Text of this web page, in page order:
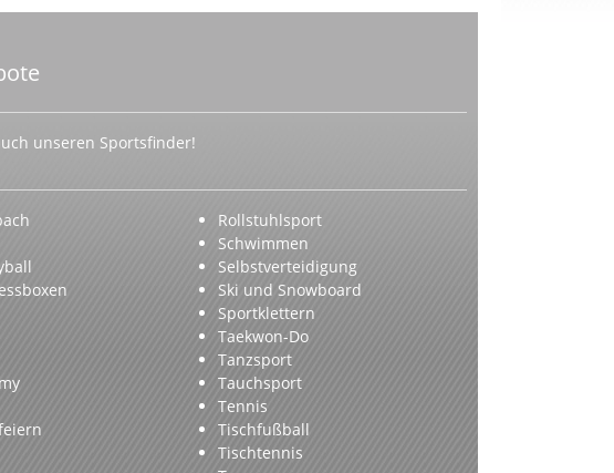
unseren Sportsfinder!
Rollstuhlsport
Schwimmen
Selbstverteidigung
Ski und Snowboard
Sportklettern
Taekwon-Do
Tanzsport
Tauchsport
Tennis
Tischfußball
Tischtennis